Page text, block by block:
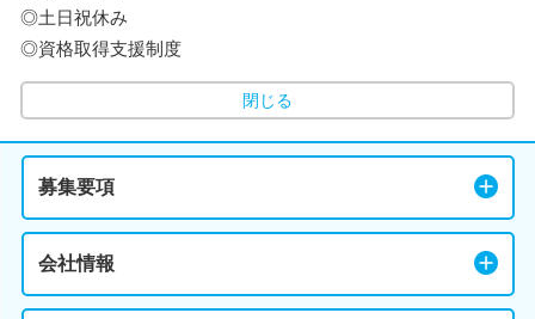
◎土日祝休み
◎資格取得支援制度
閉じる
募集要項
会社情報